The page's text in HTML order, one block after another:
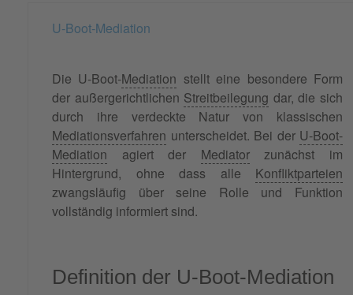
U-Boot-Mediation
Die U-Boot-Mediation stellt eine besondere Form
der außergerichtlichen Streitbeilegung dar, die sich
durch ihre verdeckte Natur von klassischen
Mediationsverfahren unterscheidet. Bei der U-Boot-
Mediation agiert der Mediatorzunächst im
Hintergrund, ohne dass alle Konfliktparteien
zwangsläufig über seine Rolle und Funktion
vollständig informiert sind.
Definition der U-Boot-Mediation